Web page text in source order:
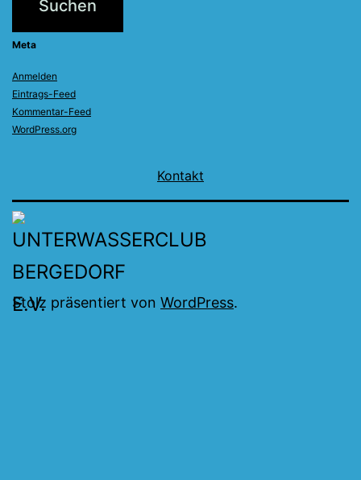
Meta
Anmelden
Eintrags-Feed
Kommentar-Feed
WordPress.org
Kontakt
Stolz präsentiert von WordPress.